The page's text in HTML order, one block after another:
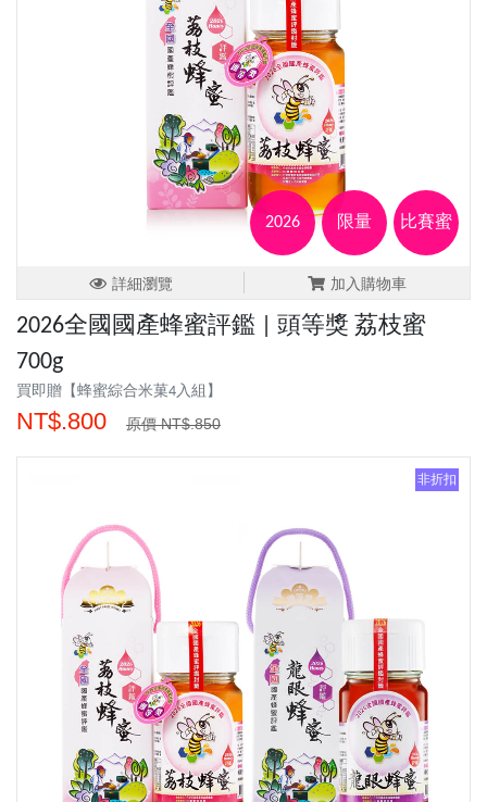
比賽蜜
限量
2026
詳細瀏覽 加入購物車
2026全國國產蜂蜜評鑑 | 頭等獎 荔枝蜜
700g
買即贈【蜂蜜綜合米菓4入組】
NT$.800 原價 NT$.850
非折扣